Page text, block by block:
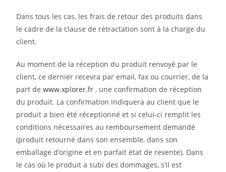
Dans tous les cas, les frais de retour des produits dans
le cadre de la clause de rétractation sont à la charge du
client.
Au moment de la réception du produit renvoyé par le
client, ce dernier recevra par email, fax ou courrier, de la
part dewww.xplorer.fr, une confirmation de réception
du produit. La confirmation indiquera au client que le
produit a bien été réceptionné et si celui-ci remplit les
conditions nécessaires au remboursement demandé
(produit retourné dans son ensemble, dans son
emballage d’origine et en parfait état de revente). Dans
le cas où le produit a subi des dommages, s’il est